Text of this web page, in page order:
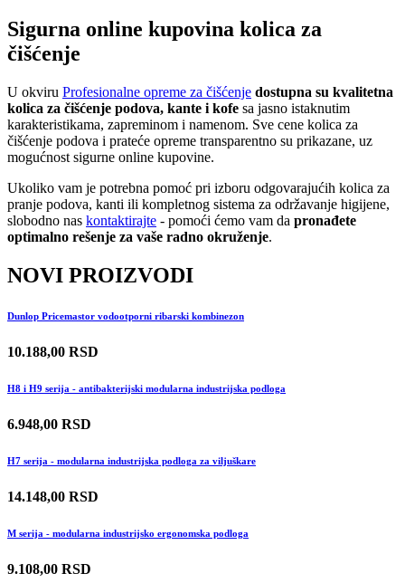
Sigurna online kupovina kolica za
čišćenje
U okviru Profesionalne opreme za čišćenje dostupna su kvalitetna
kolica za čišćenje podova, kante i kofe sa jasno istaknutim
karakteristikama, zapreminom i namenom. Sve cene kolica za
čišćenje podova i prateće opreme transparentno su prikazane, uz
mogućnost sigurne online kupovine.
Ukoliko vam je potrebna pomoć pri izboru odgovarajućih kolica za
pranje podova, kanti ili kompletnog sistema za održavanje higijene,
slobodno nas kontaktirajte - pomoći ćemo vam da pronađete
optimalno rešenje za vaše radno okruženje.
NOVI PROIZVODI
Dunlop Pricemastor vodootporni ribarski kombinezon
10.188,00 RSD
H8 i H9 serija - antibakterijski modularna industrijska podloga
6.948,00 RSD
H7 serija - modularna industrijska podloga za viljuškare
14.148,00 RSD
M serija - modularna industrijsko ergonomska podloga
9.108,00 RSD